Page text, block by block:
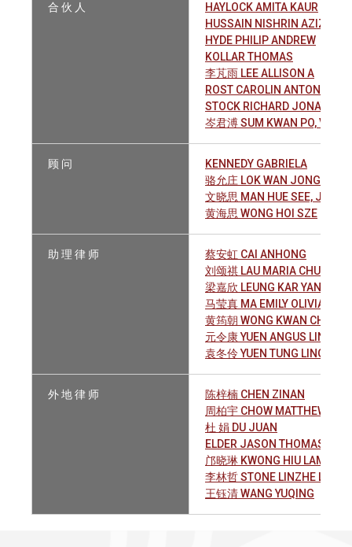
合 伙 人
HAYLOCK AMITA KAUR
HUSSAIN NISHRIN AZIZ
HYDE PHILIP ANDREW
KOLLAR THOMAS
李芃雨 LEE ALLISON A
ROST CAROLIN ANTONETTE
STOCK RICHARD
岑君溥 SUM KWAN PO,
顾 问
KENNEDY GABRIELA
骆允庄 LOK WAN JONG
文晓思 MAN HUE SEE, JANE
黄海思 WONG HOI SZE
助 理 律 师
蔡安虹 CAI ANHONG
刘颂祺 LAU MARIA CHUNG KI
梁嘉欣 LEUNG KAR YAN
马莹真 MA EMILY OLIVIA
黄筠朝 WONG KWAN CHIU
元令康 YUEN ANGUS LING
袁冬伶 YUEN TUNG LING
外 地 律 师
陈梓楠 CHEN ZINAN
周柏宇 CHOW MATTHEW BO-
杜 娟 DU JUAN
ELDER JASON THOMAS
邝晓琳 KWONG HIU LAM
李林哲 STONE LINZHE LI
王钰清 WANG YUQING